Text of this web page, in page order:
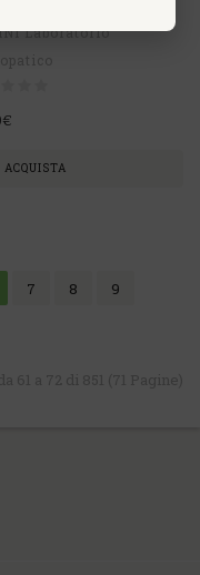
Laboratorio
ACQUISTA
7 8 9